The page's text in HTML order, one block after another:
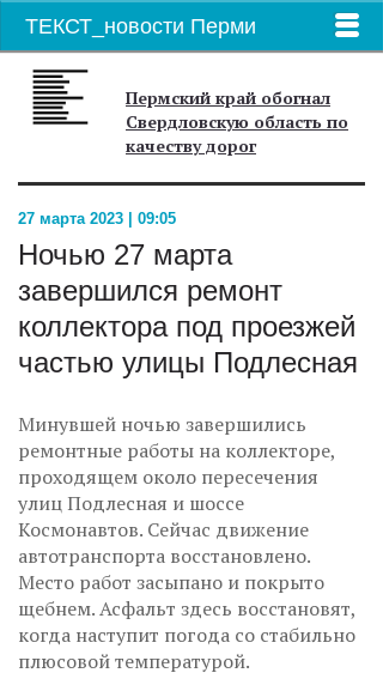
ТЕКСТ_новости Перми
Пермский край обогнал
Свердловскую область по
качеству дорог
27 марта 2023 | 09:05
Ночью 27 марта
завершился ремонт
коллектора под проезжей
частью улицы Подлесная
Минувшей ночью завершились
ремонтные работы на коллекторе,
проходящем около пересечения
улиц Подлесная и шоссе
Космонавтов. Сейчас движение
автотранспорта восстановлено.
Место работ засыпано и покрыто
щебнем. Асфальт здесь восстановят,
когда наступит погода со стабильно
плюсовой температурой.